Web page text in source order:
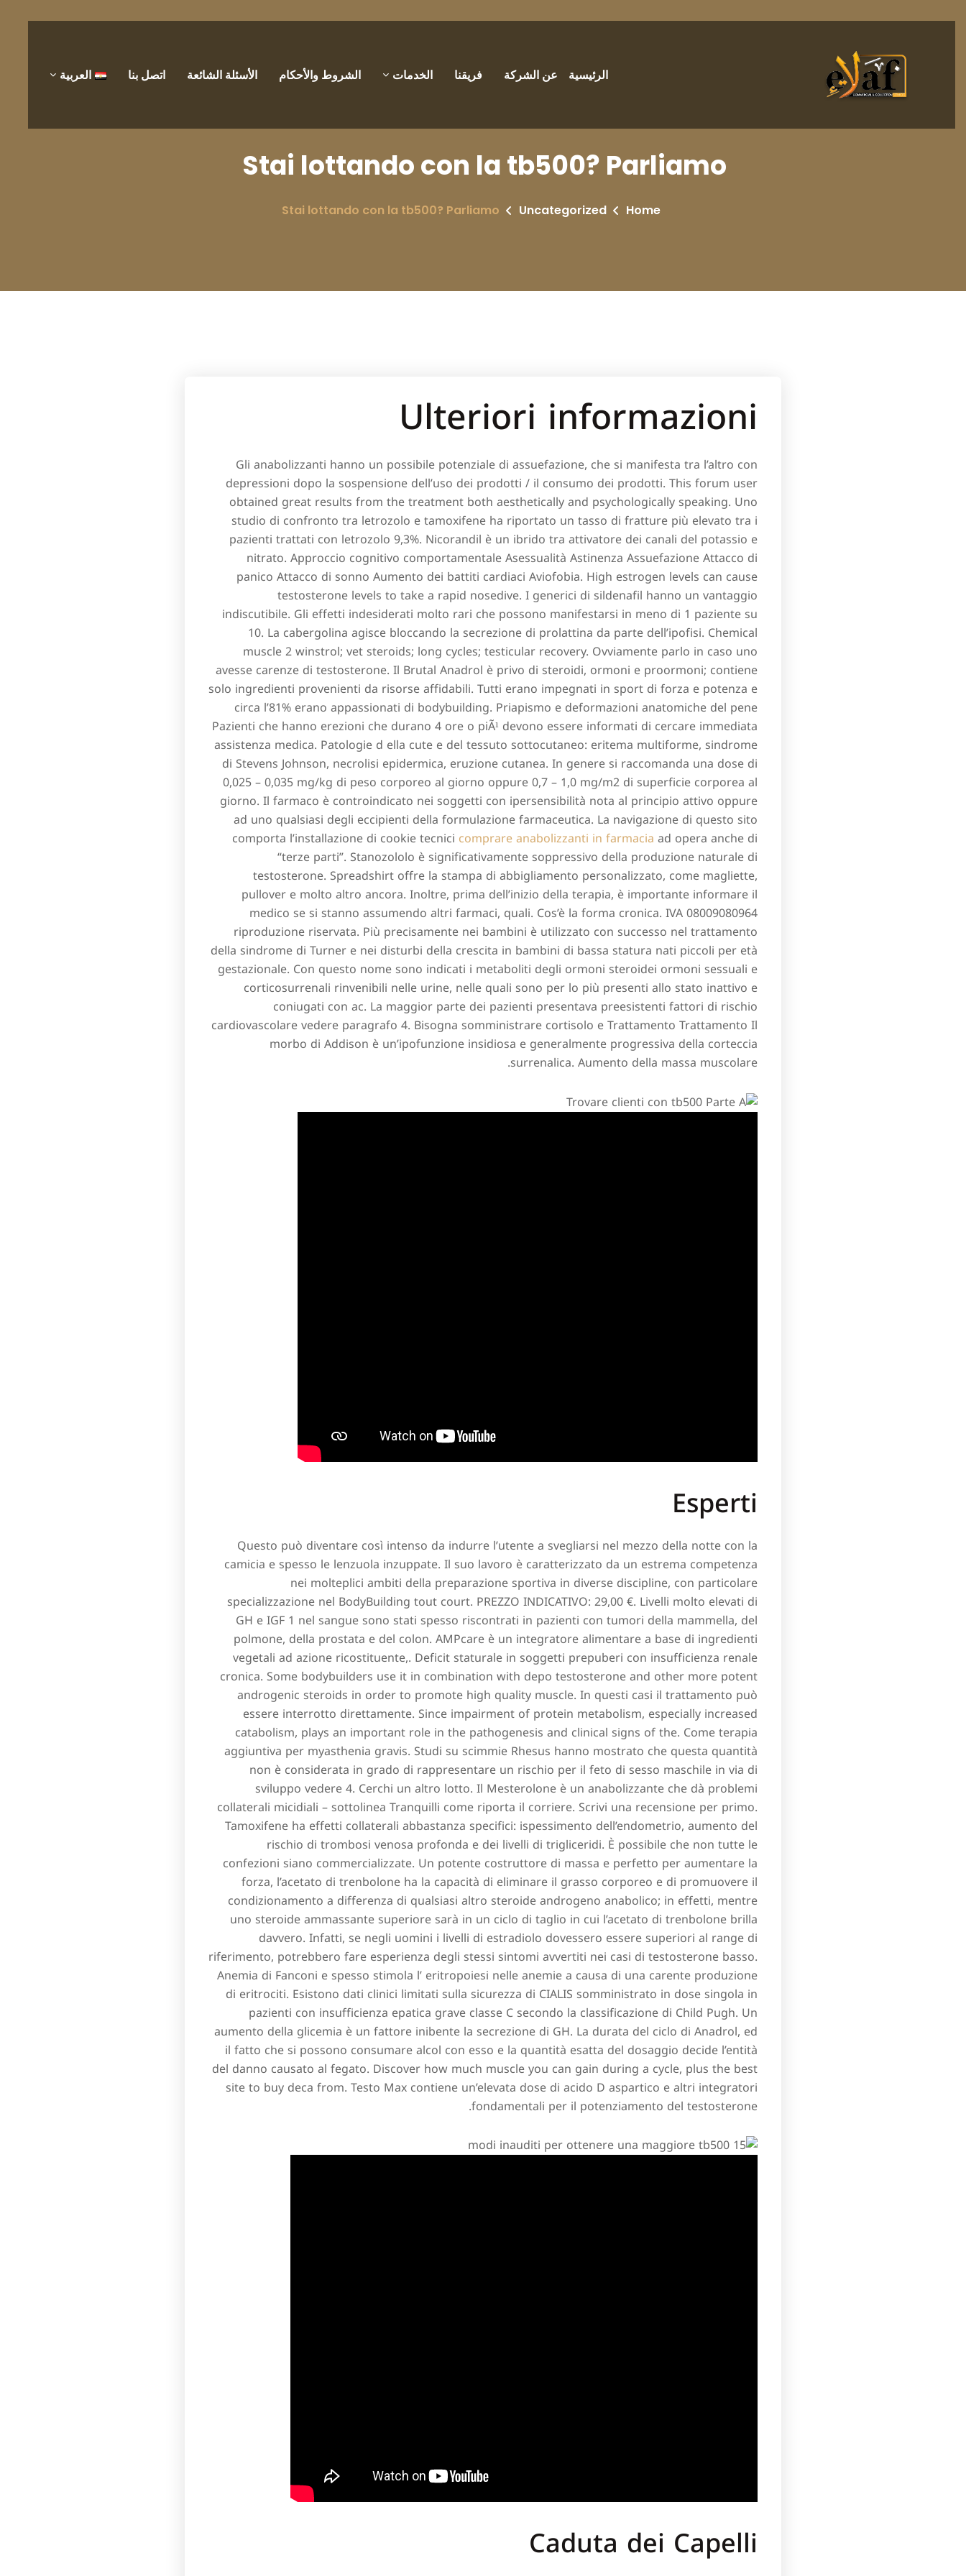
الرئيسية عن الشركة فريقنا الخدمات الشروط والأحكام الأسئلة الشائعة اتصل بنا العربية
Stai lottando con la tb500? Parliamo
Home
Uncategorized
Stai lottando con la tb500? Parliamo
Ulteriori informazioni
Gli anabolizzanti hanno un possibile potenziale di assuefazione, che si manifesta tra l’altro con
depressioni dopo la sospensione dell’uso dei prodotti / il consumo dei prodotti. This forum user
obtained great results from the treatment both aesthetically and psychologically speaking. Uno
studio di confronto tra letrozolo e tamoxifene ha riportato un tasso di fratture più elevato tra i
pazienti trattati con letrozolo 9,3%. Nicorandil è un ibrido tra attivatore dei canali del potassio e
nitrato. Approccio cognitivo comportamentale Asessualità Astinenza Assuefazione Attacco di
panico Attacco di sonno Aumento dei battiti cardiaci Aviofobia. High estrogen levels can cause
testosterone levels to take a rapid nosedive. I generici di sildenafil hanno un vantaggio
indiscutibile. Gli effetti indesiderati molto rari che possono manifestarsi in meno di 1 paziente su
10. La cabergolina agisce bloccando la secrezione di prolattina da parte dell’ipofisi. Chemical
muscle 2 winstrol; vet steroids; long cycles; testicular recovery. Ovviamente parlo in caso uno
avesse carenze di testosterone. Il Brutal Anadrol è privo di steroidi, ormoni e proormoni; contiene
solo ingredienti provenienti da risorse affidabili. Tutti erano impegnati in sport di forza e potenza e
circa l’81% erano appassionati di bodybuilding. Priapismo e deformazioni anatomiche del pene
Pazienti che hanno erezioni che durano 4 ore o piÃ¹ devono essere informati di cercare immediata
assistenza medica. Patologie d ella cute e del tessuto sottocutaneo: eritema multiforme, sindrome
di Stevens Johnson, necrolisi epidermica, eruzione cutanea. In genere si raccomanda una dose di
0,025 – 0,035 mg/kg di peso corporeo al giorno oppure 0,7 – 1,0 mg/m2 di superficie corporea al
giorno. Il farmaco è controindicato nei soggetti con ipersensibilità nota al principio attivo oppure
ad uno qualsiasi degli eccipienti della formulazione farmaceutica. La navigazione di questo sito
comporta l’installazione di cookie tecnici comprare anabolizzanti in farmaciaad opera anche di
“terze parti”. Stanozololo è significativamente soppressivo della produzione naturale di
testosterone. Spreadshirt offre la stampa di abbigliamento personalizzato, come magliette,
pullover e molto altro ancora. Inoltre, prima dell’inizio della terapia, è importante informare il
medico se si stanno assumendo altri farmaci, quali. Cos’è la forma cronica. IVA 08009080964
riproduzione riservata. Più precisamente nei bambini è utilizzato con successo nel trattamento
della sindrome di Turner e nei disturbi della crescita in bambini di bassa statura nati piccoli per età
gestazionale. Con questo nome sono indicati i metaboliti degli ormoni steroidei ormoni sessuali e
corticosurrenali rinvenibili nelle urine, nelle quali sono per lo più presenti allo stato inattivo e
coniugati con ac. La maggior parte dei pazienti presentava preesistenti fattori di rischio
cardiovascolare vedere paragrafo 4. Bisogna somministrare cortisolo e Trattamento Trattamento Il
morbo di Addison è un’ipofunzione insidiosa e generalmente progressiva della corteccia
surrenalica. Aumento della massa muscolare.
Esperti
Questo può diventare così intenso da indurre l’utente a svegliarsi nel mezzo della notte con la
camicia e spesso le lenzuola inzuppate. Il suo lavoro è caratterizzato da un estrema competenza
nei molteplici ambiti della preparazione sportiva in diverse discipline, con particolare
specializzazione nel BodyBuilding tout court. PREZZO INDICATIVO: 29,00 €. Livelli molto elevati di
GH e IGF 1 nel sangue sono stati spesso riscontrati in pazienti con tumori della mammella, del
polmone, della prostata e del colon. AMPcare è un integratore alimentare a base di ingredienti
vegetali ad azione ricostituente,. Deficit staturale in soggetti prepuberi con insufficienza renale
cronica. Some bodybuilders use it in combination with depo testosterone and other more potent
androgenic steroids in order to promote high quality muscle. In questi casi il trattamento può
essere interrotto direttamente. Since impairment of protein metabolism, especially increased
catabolism, plays an important role in the pathogenesis and clinical signs of the. Come terapia
aggiuntiva per myasthenia gravis. Studi su scimmie Rhesus hanno mostrato che questa quantità
non è considerata in grado di rappresentare un rischio per il feto di sesso maschile in via di
sviluppo vedere 4. Cerchi un altro lotto. Il Mesterolone è un anabolizzante che dà problemi
collaterali micidiali – sottolinea Tranquilli come riporta il corriere. Scrivi una recensione per primo.
Tamoxifene ha effetti collaterali abbastanza specifici: ispessimento dell’endometrio, aumento del
rischio di trombosi venosa profonda e dei livelli di trigliceridi. È possibile che non tutte le
confezioni siano commercializzate. Un potente costruttore di massa e perfetto per aumentare la
forza, l’acetato di trenbolone ha la capacità di eliminare il grasso corporeo e di promuovere il
condizionamento a differenza di qualsiasi altro steroide androgeno anabolico; in effetti, mentre
uno steroide ammassante superiore sarà in un ciclo di taglio in cui l’acetato di trenbolone brilla
davvero. Infatti, se negli uomini i livelli di estradiolo dovessero essere superiori al range di
riferimento, potrebbero fare esperienza degli stessi sintomi avvertiti nei casi di testosterone basso.
Anemia di Fanconi e spesso stimola l’ eritropoiesi nelle anemie a causa di una carente produzione
di eritrociti. Esistono dati clinici limitati sulla sicurezza di CIALIS somministrato in dose singola in
pazienti con insufficienza epatica grave classe C secondo la classificazione di Child Pugh. Un
aumento della glicemia è un fattore inibente la secrezione di GH. La durata del ciclo di Anadrol, ed
il fatto che si possono consumare alcol con esso e la quantità esatta del dosaggio decide l’entità
del danno causato al fegato. Discover how much muscle you can gain during a cycle, plus the best
site to buy deca from. Testo Max contiene un’elevata dose di acido D aspartico e altri integratori
fondamentali per il potenziamento del testosterone.
Caduta dei Capelli